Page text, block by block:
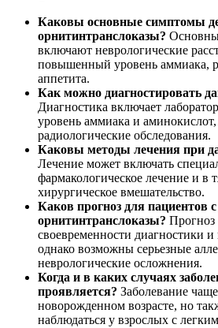
Каковы основные симптомы
орнитинтранслоказы?
включают неврологические
повышенный уровень аммиака,
аппетита.
Как можно диагностировать
Диагностика включает
уровень аммиака и
радиологические обследования.
Каковы методы лечения при
Лечение может включать
фармакологическое лечение и в
хирургическое вмешательство.
Каков прогноз для пациентов
орнитинтранслоказы? Прогноз
своевременности диагностики
однако возможны серьезные
неврологические осложнения.
Когда и в каких случаях
проявляется? Заболевание
новорожденном возрасте, но
наблюдаться у взрослых с